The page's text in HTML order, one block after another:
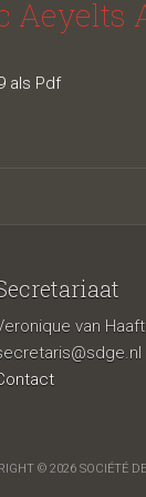
Aeyelts
als Pdf
van
© 2026 SOCIÉTÉ